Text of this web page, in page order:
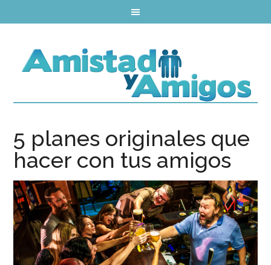
5 planes originales que
hacer con tus amigos